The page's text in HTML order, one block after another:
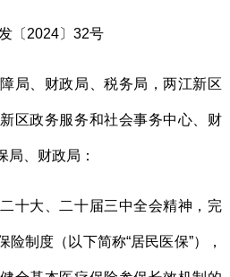
〔2024〕32号
局、财政局、税务局，两江新区
区政务服务和社会事务中心、财
局、财政局：
大、二十届三中全会精神，完
制度（以下简称“居民医保”），